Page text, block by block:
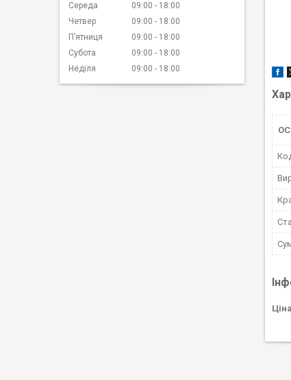
Середа
09:00
18:00
Четвер
09:00
18:00
Пʼятниця
09:00
18:00
Субота
09:00
18:00
Неділя
09:00 18:00